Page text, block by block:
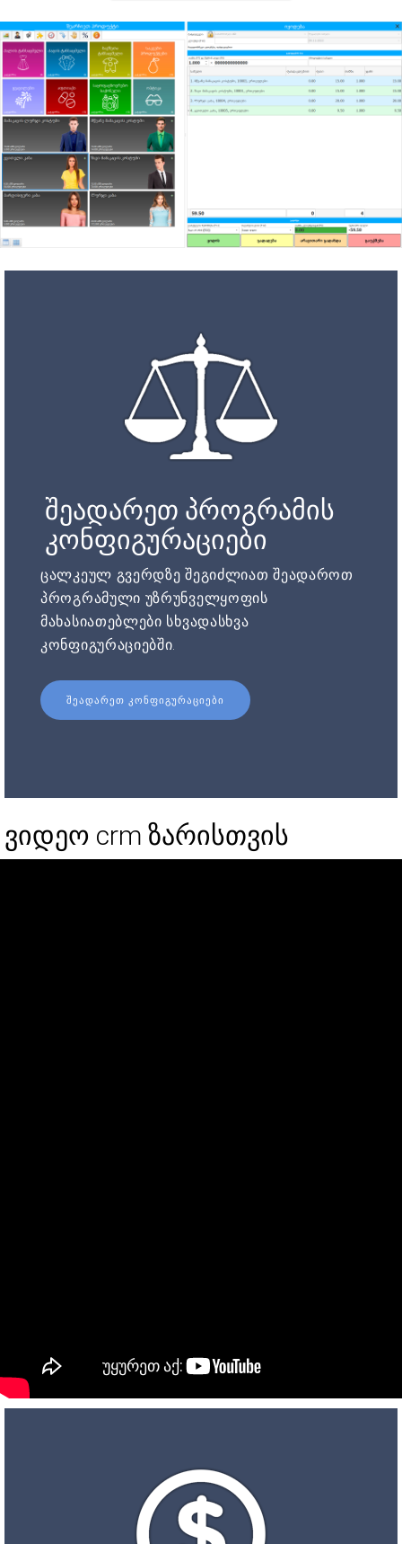
შეადარეთ პროგრამის
კონფიგურაციები
ცალკეულ გვერდზე შეგიძლიათ შეადაროთ
პროგრამული უზრუნველყოფის
მახასიათებლები სხვადასხვა
კონფიგურაციებში.
ᲨᲔᲐᲓᲐᲠᲔᲗ ᲙᲝᲜᲤᲘᲒᲣᲠᲐᲪᲘᲔᲑᲘ
ვიდეო crm ზარისთვის